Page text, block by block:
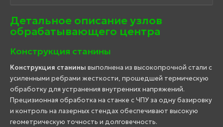
Детальное описание узлов
обрабатывающего центра
Конструкция станины
Конструкция станины выполнена из высокопрочной стали с
усиленными ребрами жесткости, прошедшей термическую
обработку для устранения внутренних напряжений.
Прецизионная обработка на станке с ЧПУ за одну базировку
и контроль на лазерных стендах обеспечивают высокую
геометрическую точность и долговечность.